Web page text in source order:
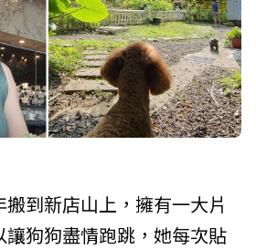
到新店山上，擁有一大片
狗狗盡情跑跳，她每次貼